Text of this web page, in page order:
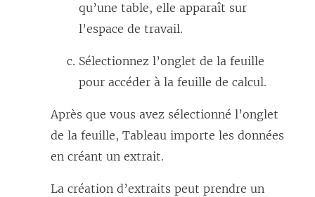
qu’une table, elle apparaît sur
l’espace de travail.
Sélectionnez l’onglet de la feuille
pour accéder à la feuille de calcul.
Après que vous avez sélectionné l’onglet
de la feuille, Tableau importe les données
en créant un extrait.
La création d’extraits peut prendre un